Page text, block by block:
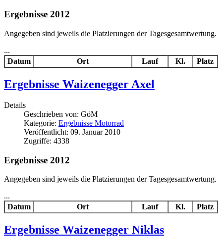
Ergebnisse 2012
Angegeben sind jeweils die Platzierungen der Tagesgesamtwertung.
...
Datum
Ort Lauf Kl. Platz
Ergebnisse Waizenegger Axel
Details
Geschrieben von: GöM
Kategorie: Ergebnisse Motorrad
Veröffentlicht: 09. Januar 2010
Zugriffe: 4338
Ergebnisse 2012
Angegeben sind jeweils die Platzierungen der Tagesgesamtwertung.
...
Datum
Ort Lauf Kl. Platz
Ergebnisse Waizenegger Niklas